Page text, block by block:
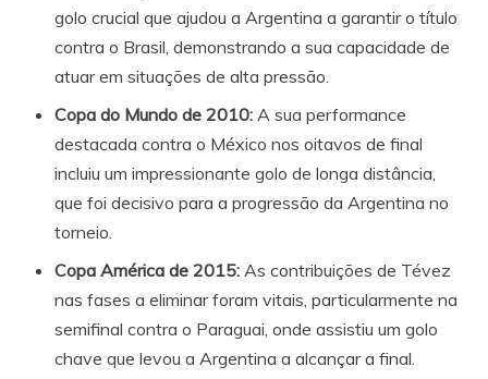
golo crucial que ajudou a Argentina a garantir o título
contra o Brasil, demonstrando a sua capacidade de
atuar em situações de alta pressão.
Copa do Mundo de 2010: A sua performance
destacada contra o México nos oitavos de final
incluiu um impressionante golo de longa distância,
que foi decisivo para a progressão da Argentina no
torneio.
Copa América de 2015: As contribuições de Tévez
nas fases a eliminar foram vitais, particularmente na
semifinal contra o Paraguai, onde assistiu um golo
chave que levou a Argentina a alcançar a final.